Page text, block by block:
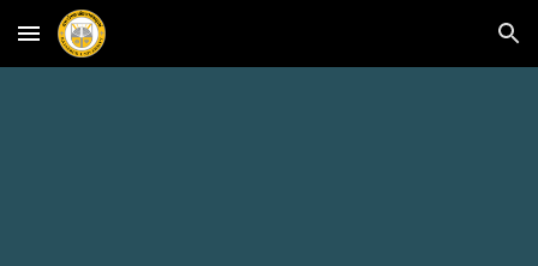
Skip to main content Skip to navigation